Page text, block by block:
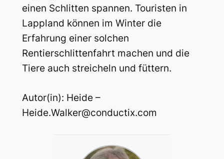
einen Schlitten spannen. Touristen in
Lappland können im Winter die
Erfahrung einer solchen
Rentierschlittenfahrt machen und die
Tiere auch streicheln und füttern.
Autor(in): Heide –
Heide.Walker@conductix.com